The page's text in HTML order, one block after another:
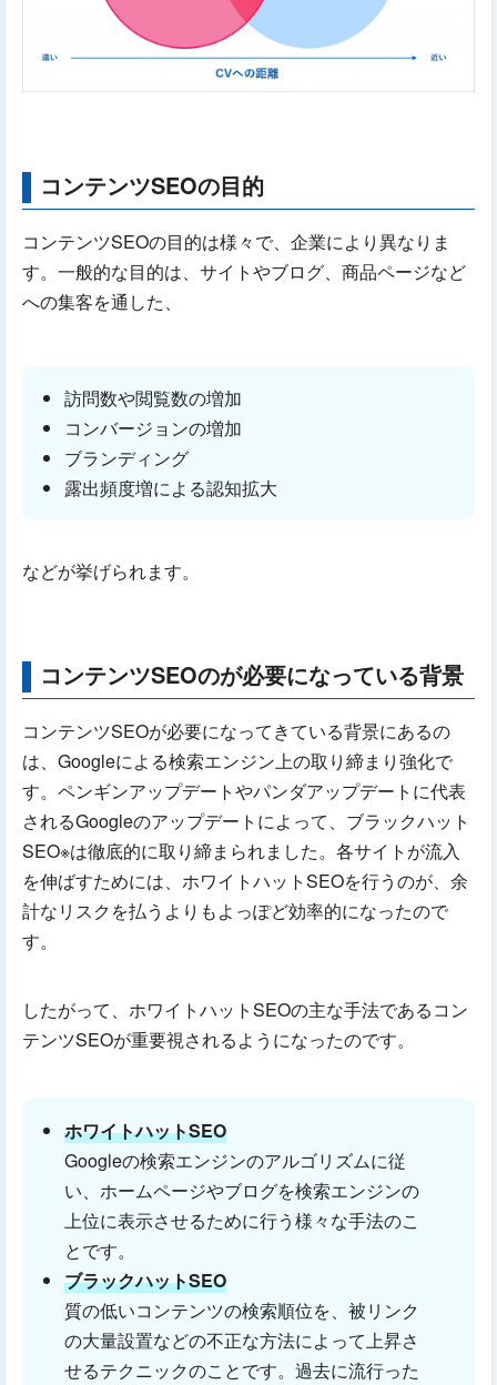
コンテンツSEOの目的
コンテンツSEOの目的は様々で、企業により異なりま
す。一般的な目的は、サイトやブログ、商品ページなど
への集客を通した、
訪問数や閲覧数の増加
コンバージョンの増加
ブランディング
露出頻度増による認知拡大
などが挙げられます。
コンテンツSEOのが必要になっている背景
コンテンツSEOが必要になってきている背景にあるの
は、Googleによる検索エンジン上の取り締まり強化で
す。ペンギンアップデートやパンダアップデートに代表
されるGoogleのアップデートによって、ブラックハット
SEO※は徹底的に取り締まられました。各サイトが流入
を伸ばすためには、ホワイトハットSEOを行うのが、余
計なリスクを払うよりもよっぽど効率的になったので
す。
したがって、ホワイトハットSEOの主な手法であるコン
テンツSEOが重要視されるようになったのです。
ホワイトハットSEO
Googleの検索エンジンのアルゴリズムに従
い、ホームページやブログを検索エンジンの
上位に表示させるために行う様々な手法のこ
とです。
ブラックハットSEO
質の低いコンテンツの検索順位を、被リンク
の大量設置などの不正な方法によって上昇さ
せるテクニックのことです。過去に流行った